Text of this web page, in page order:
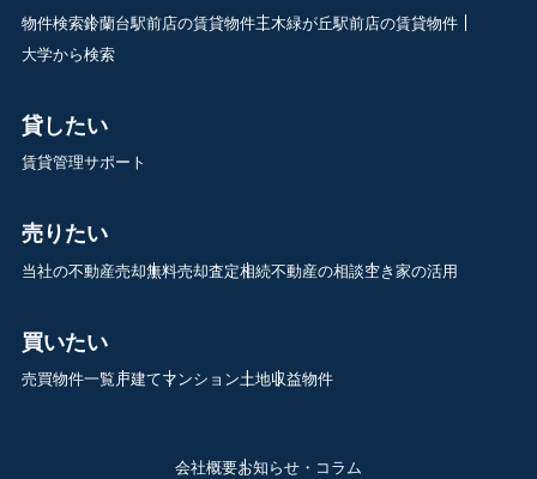
物件検索鈴蘭台駅前店の賃貸物件三木緑が丘駅前店の賃貸物件
大学から検索
貸したい
賃貸管理サポート
売りたい
当社の不動産売却無料売却査定相続不動産の相談空き家の活用
買いたい
売買物件一覧戸建てマンション土地収益物件
会社概要お知らせ・コラム